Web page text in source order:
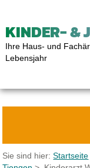
KINDER- &
Ihre Haus- und
Lebensjahr
Sie sind hier:Startseite